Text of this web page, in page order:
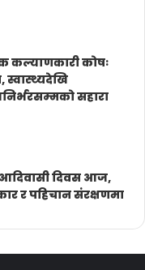
कल्याणकारी कोषः
स्वास्थ्यदेखि
सहारा
आदिवासी दिवस आज,
र पहिचान संरक्षणमा